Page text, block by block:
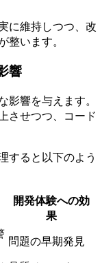
に維持しつつ、改
整います。
響
響を与えます。
させつつ、コード
すると以下のよう
開発体験への効
果
問題の早期発見